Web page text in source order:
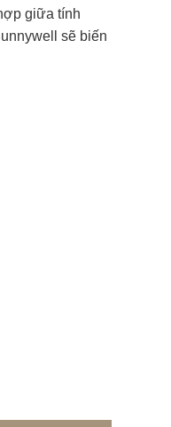
giữa tính
sẽ biến